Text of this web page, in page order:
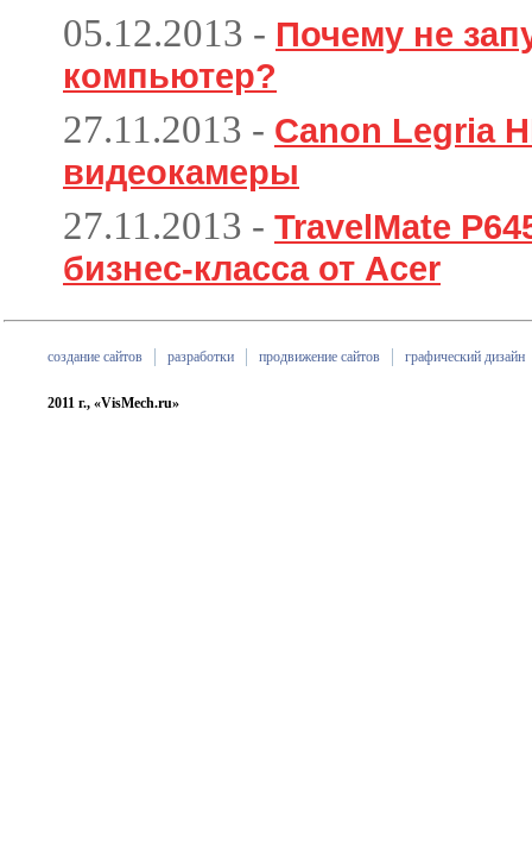
05.12.2013 - Почему не
компьютер?
27.11.2013 - Canon Legria
видеокамеры
27.11.2013 - TravelMate
бизнес-класса от Acer
создание сайтов разработки продвижение сайтов графический дизайн
2011 г., «VisMech.ru»